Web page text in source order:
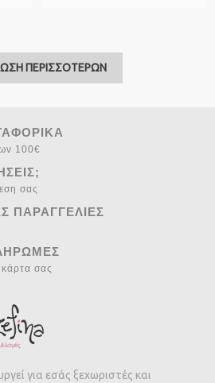
ΠΕΡΙΣΣΟΤΕΡΩΝ
100€
σας
ΠΑΡΑΓΓΕΛΙΕΣ
σας
για εσάς ξεχωριστές και